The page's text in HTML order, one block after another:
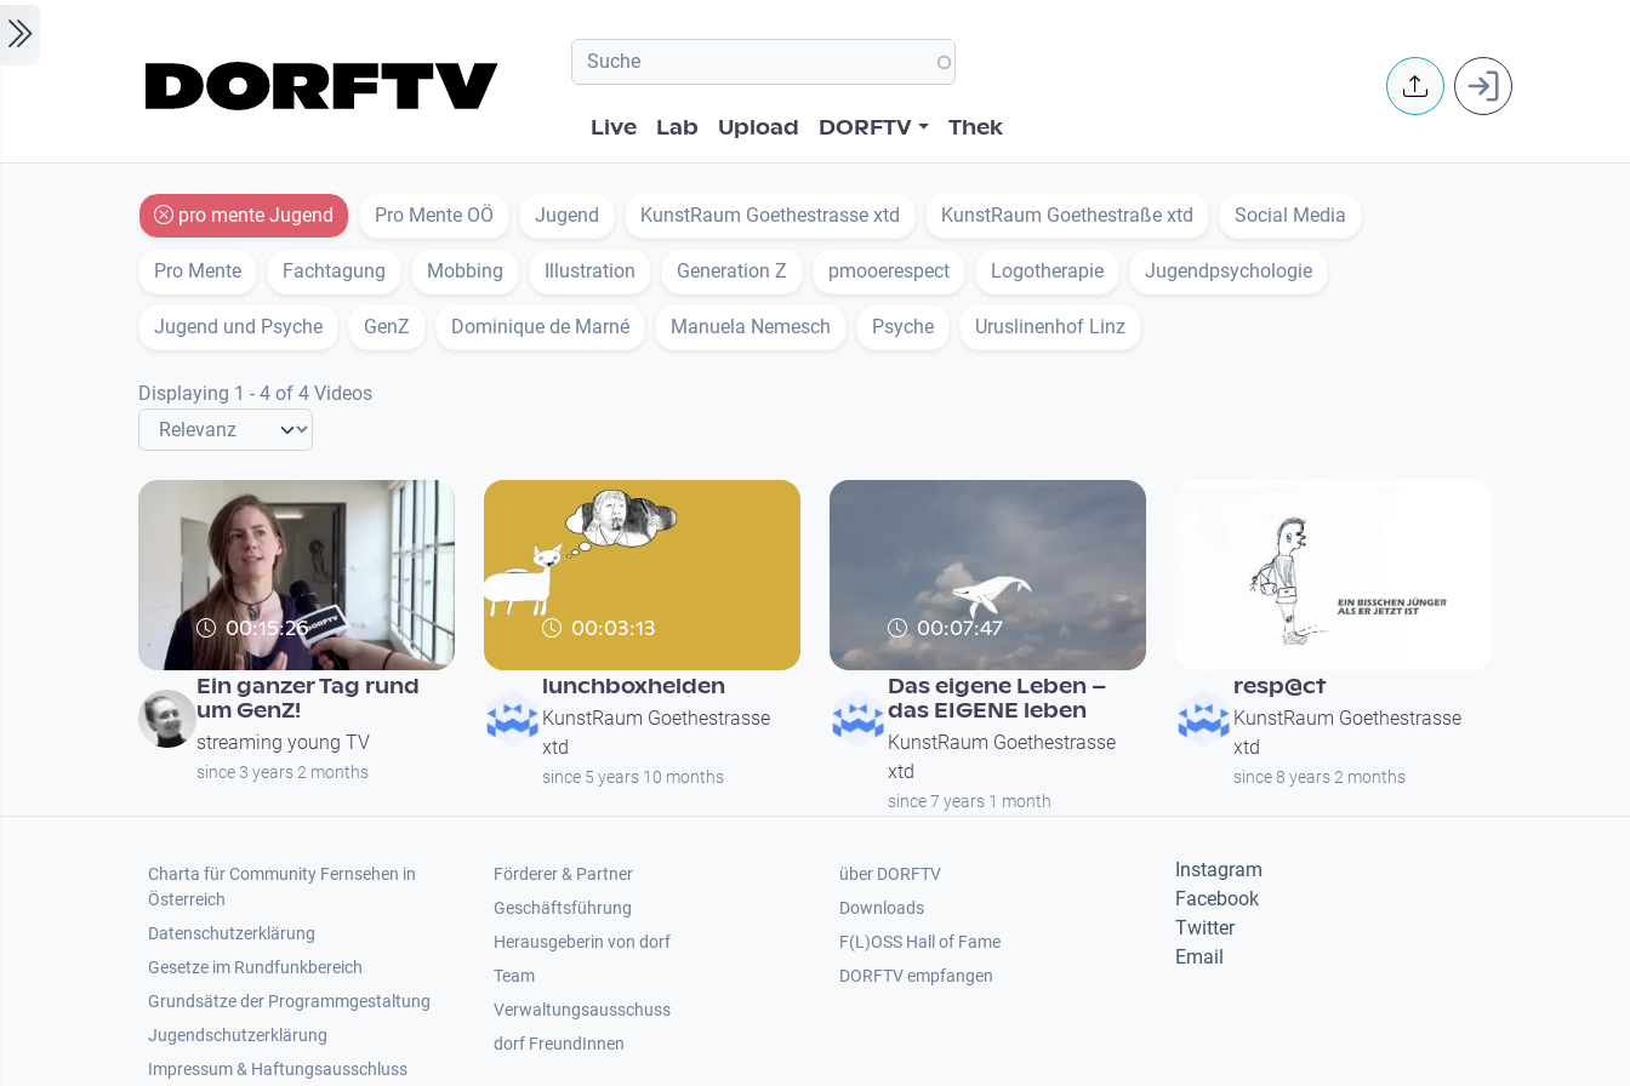
Hauptnavigation
Live Lab Upload DORFTV Thek
User
pro mente Jugend Pro Mente OÖ Jugend KunstRaum Goethestrasse xtd KunstRaum Goethestraße xtd Social Media
Pro Mente Fachtagung Mobbing Illustration Generation Z pmooerespect Logotherapie Jugendpsychologie
Jugend und Psyche GenZ Dominique de Marné Manuela Nemesch Psyche Uruslinenhof Linz
Displaying 1 - 4 of 4 Videos
00:15:26
Ein ganzer Tag rund
um GenZ!
streaming young TV
since 3 years 2 months
00:03:13
lunchboxhelden
KunstRaum Goethestrasse
xtd
since 5 years 10 months
00:07:47
Das eigene Leben –
das EIGENE leben
KunstRaum Goethestrasse
xtd
since 7 years 1 month
00:08:20
resp@ct
KunstRaum Goethestrasse
xtd
since 8 years 2 months
Footer 1
Charta für Community Fernsehen in
Österreich
Datenschutzerklärung
Gesetze im Rundfunkbereich
Grundsätze der Programmgestaltung
Jugendschutzerklärung
Impressum & Haftungsausschluss
Footer 2
Förderer & Partner
Geschäftsführung
Herausgeberin von dorf
Team
Verwaltungsausschuss
dorf FreundInnen
Footer 3
über DORFTV
Downloads
F(L)OSS Hall of Fame
Footer 4
DORFTV empfangen
Instagram
Facebook
Twitter
Email